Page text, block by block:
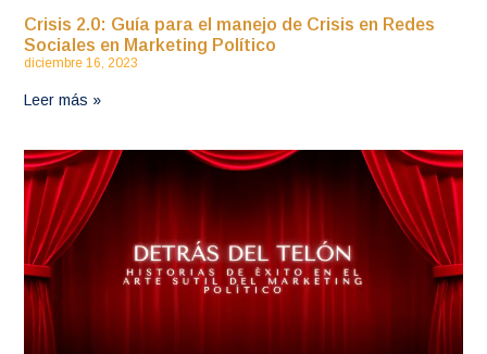
Crisis 2.0: Guía para el manejo de Crisis en Redes
Sociales en Marketing Político
diciembre 16, 2023
Leer más »